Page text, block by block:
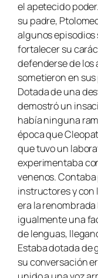
el apetecido
su padre,
algunos
fortalecer su
defenderse de los
sometieron en
Dotada de una
demostró un
había ninguna
época que
que tuvo un
experimentaba
venenos.Contaba
instructores y
era la
igualmente una
de lenguas,
Estaba dotada de
su conversación